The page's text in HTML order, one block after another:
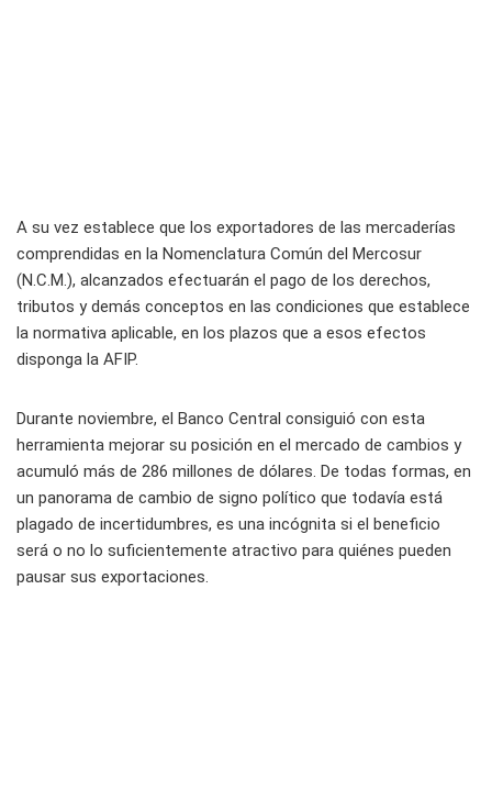
A su vez establece que los exportadores de las mercaderías
comprendidas en la Nomenclatura Común del Mercosur
(N.C.M.), alcanzados efectuarán el pago de los derechos,
tributos y demás conceptos en las condiciones que establece
la normativa aplicable, en los plazos que a esos efectos
disponga la AFIP.
Durante noviembre, el Banco Central consiguió con esta
herramienta mejorar su posición en el mercado de cambios y
acumuló más de 286 millones de dólares. De todas formas, en
un panorama de cambio de signo político que todavía está
plagado de incertidumbres, es una incógnita si el beneficio
será o no lo suficientemente atractivo para quiénes pueden
pausar sus exportaciones.